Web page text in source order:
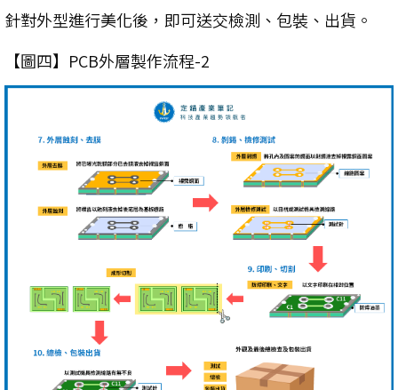
針對外型進行美化後，即可送交檢測、包裝、出貨。
【圖四】PCB外層製作流程-2